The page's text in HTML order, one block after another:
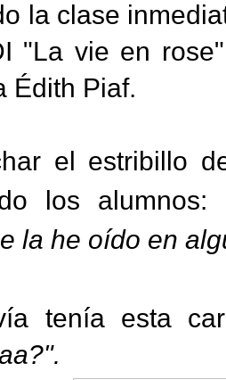
la clase
"La vie en
Édith Piaf.
el estribillo
los alumnos:
la he oído en
tenía esta